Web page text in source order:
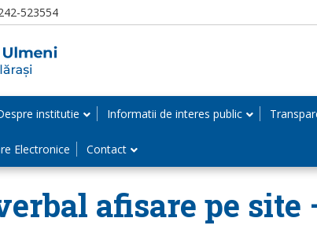
523554
institutie Informatii de interes public
Electronice Contact
afisare pe site